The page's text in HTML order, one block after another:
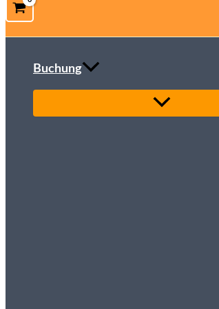
Buchung